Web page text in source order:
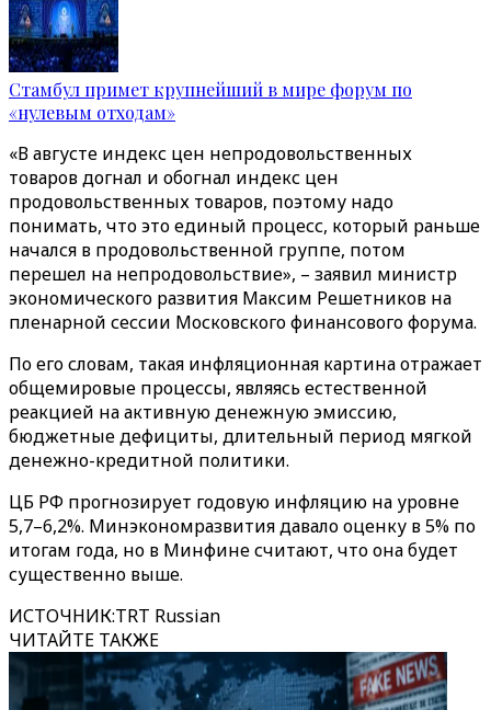
Стамбул примет крупнейший в мире форум по
«нулевым отходам»
«В августе индекс цен непродовольственных
товаров догнал и обогнал индекс цен
продовольственных товаров, поэтому надо
понимать, что это единый процесс, который раньше
начался в продовольственной группе, потом
перешел на непродовольствие», – заявил министр
экономического развития Максим Решетников на
пленарной сессии Московского финансового форума.
По его словам, такая инфляционная картина отражает
общемировые процессы, являясь естественной
реакцией на активную денежную эмиссию,
бюджетные дефициты, длительный период мягкой
денежно-кредитной политики.
ЦБ РФ прогнозирует годовую инфляцию на уровне
5,7–6,2%. Минэкономразвития давало оценку в 5% по
итогам года, но в Минфине считают, что она будет
существенно выше.
ИСТОЧНИК:TRT Russian
ЧИТАЙТЕ ТАКЖЕ